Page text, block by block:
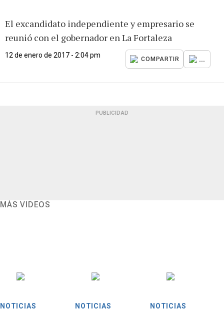
El excandidato independiente y empresario se
reunió con el gobernador en La Fortaleza
12 de enero de 2017 - 2:04 pm
COMPARTIR ...
PUBLICIDAD
MÁS VIDEOS
NOTICIAS NOTICIAS NOTICIAS